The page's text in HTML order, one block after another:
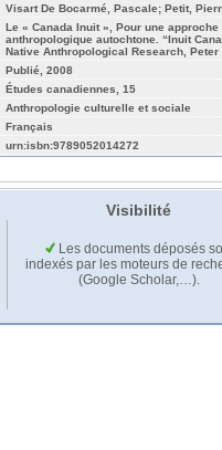
Visart De Bocarmé, Pascale; Petit,
Le « Canada Inuit », Pour une
anthropologique autochtone. “Inuit
Native Anthropological Research,
Publié, 2008
Études canadiennes, 15
Anthropologie culturelle et sociale
Français
urn:isbn:9789052014272
Visibilité
Les documents déposés
indexés par les moteurs de
(Google Scholar,…).